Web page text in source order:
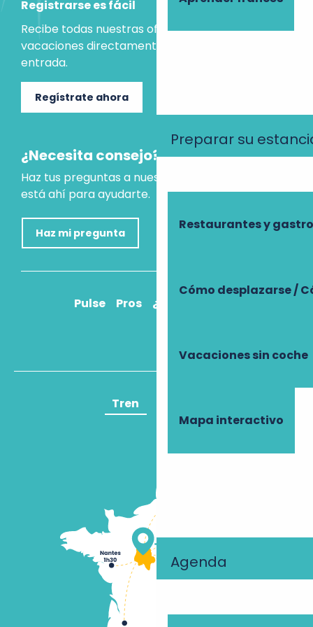
Preparar su
Restaurantes y
Cómo desplazarse /
Vacaciones sin coche
Mapa interactivo
Agenda
Registrarse es fácil
Recibe todas nuestras ofertas e ideas para las
vacaciones directamente en tu bandeja de
entrada.
Regístrate ahora
¿Necesita consejo?
Haz tus preguntas a nuestro asistente virtual, que
está ahí para ayudarte.
Haz mi pregunta
Pulse Pros ¿Cómo llegar?
Tren